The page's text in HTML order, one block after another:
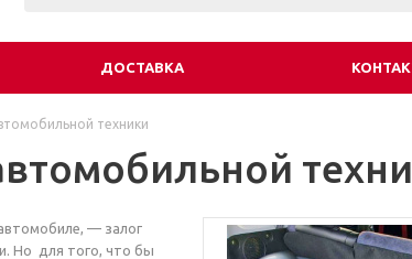
ДОСТАВКА
техники
— залог
Но для того, что бы